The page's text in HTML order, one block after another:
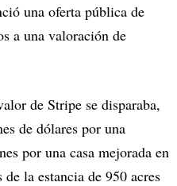
una oferta pública de
a una valoración de
de Stripe se disparaba,
de dólares por una
por una casa mejorada en
la estancia de 950 acres